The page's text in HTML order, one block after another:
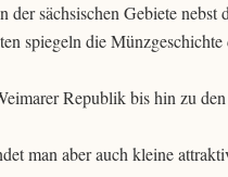
sächsischen Gebiete nebst
spiegeln die Münzgeschichte
Republik bis hin zu
man aber auch kleine